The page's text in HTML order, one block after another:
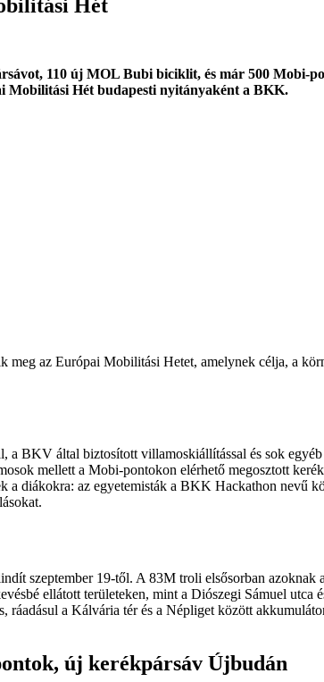
Hét
110 új MOL Bubi biciklit, és már 500 Mobi-
Mobilitási Hét budapesti nyitányaként a BKK.
az Európai Mobilitási Hetet, amelynek célja, a
a BKV által biztosított villamoskiállítással és sok
mellett a Mobi-pontokon elérhető megosztott
diákokra: az egyetemisták a BKK Hackathon nevű
szeptember 19-től. A 83M troli elsősorban
ellátott területeken, mint a Diószegi Sámuel
ráadásul a Kálvária tér és a Népliget között
új kerékpársáv Újbudán